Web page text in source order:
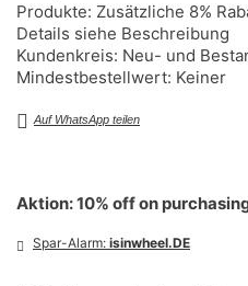
Produkte: Zusätzliche 8%
Details siehe Beschreibung
Kundenkreis: Neu- und
Mindestbestellwert: Keiner
Auf WhatsApp teilen
Aktion: 10% off on
Spar-Alarm: isinwheel.DE